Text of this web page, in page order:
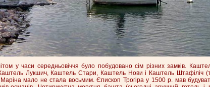
у часи середньовіччя було побудовано сім різних замків.
Лукшич, Каштель Стари, Каштель Нови і Каштель Штафіліч
мало не стала восьмим. Єпископ Трогіра у 1500 р. мав